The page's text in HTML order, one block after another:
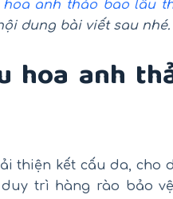
anh thảo bao lâu
dung bài viết sau nhé.
hoa anh
kết cấu da, cho
trì hàng rào bảo